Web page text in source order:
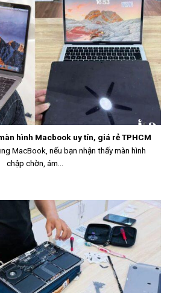
hình Macbook uy tín, giá rẻ TPHCM
MacBook, nếu bạn nhận thấy màn hình
chập chờn, ám...